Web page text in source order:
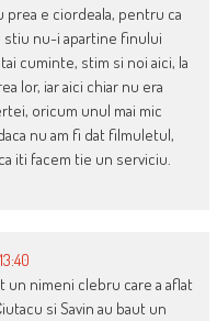
prea e ciordeala, pentru ca
stiu nu-i apartine finului
cuminte, stim si noi aici, la
lor, iar aici chiar nu era
oricum unul mai mic
nu am fi dat filmuletul,
iti facem tie un serviciu.
un nimeni clebru care a aflat
si Savin au baut un